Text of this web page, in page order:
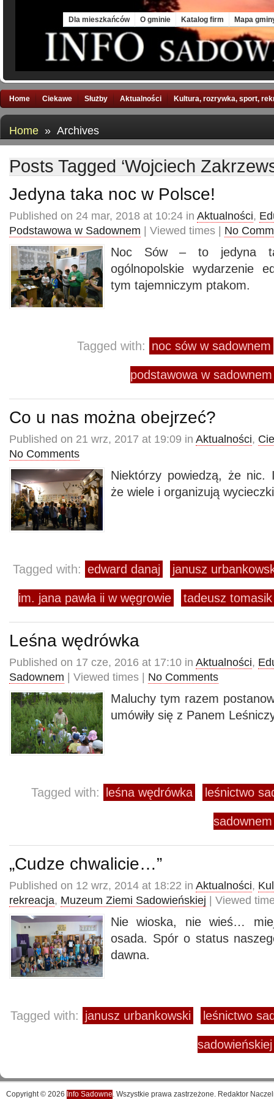
Dla mieszkańców O gminie Katalog firm Mapa
Home Ciekawe Służby Aktualności Kultura, rozrywka, sport,
Home » Archives
Posts Tagged ‘Wojciech
Jedyna taka noc w Polsce!
Published on 24 mar, 2018 at 10:24 in Aktualności,
Podstawowa w Sadownem | Viewed times | No
Noc Sów – to jedyna
ogólnopolskie wydarzenie
tym tajemniczym ptakom.
Tagged with: noc sów w sadownem
podstawowa w sadownem
Co u nas można obejrzeć?
Published on 21 wrz, 2017 at 19:09 in Aktualności,
No Comments
Niektórzy powiedzą, że nic.
że wiele i organizują
Tagged with: edward danaj janusz
im. jana pawła ii w węgrowie tadeusz tomasik
Leśna wędrówka
Published on 17 cze, 2016 at 17:10 in Aktualności,
Sadownem | Viewed times | No Comments
Maluchy tym razem
umówiły się z Panem
Tagged with: leśna wędrówka leśnictwo
sadownem
„Cudze chwalicie…”
Published on 12 wrz, 2014 at 18:22 in Aktualności,
rekreacja, Muzeum Ziemi Sadowieńskiej | Viewed
Nie wioska, nie wieś…
osada. Spór o status
dawna.
Tagged with: janusz urbankowski leśnictwo
sadowieńskiej
Copyright © 2026 Info Sadowne. Wszystkie prawa zastrzeżone. Redaktor